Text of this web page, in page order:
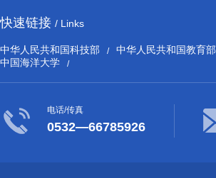
快速链接 / Links
中华人民共和国科技部 / 中华人民共和国教育部
中国海洋大学
/
电话/传真
0532—66785926